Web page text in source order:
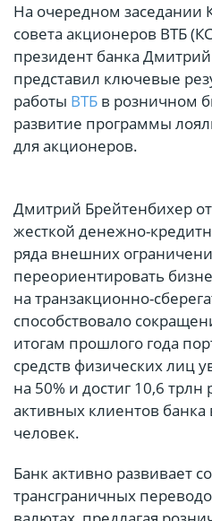
На очередном заседании
совета акционеров ВТБ
президент банка
представил ключевые
работы ВТБ в розничном
развитие программы
для акционеров.
Дмитрий Брейтенбихер
жесткой денежно-
ряда внешних
переориентировать
на транзакционно-
способствовало
итогам прошлого года
средств физических лиц
на 50% и достиг 10,6
активных клиентов
человек.
Банк активно развивает
трансграничных